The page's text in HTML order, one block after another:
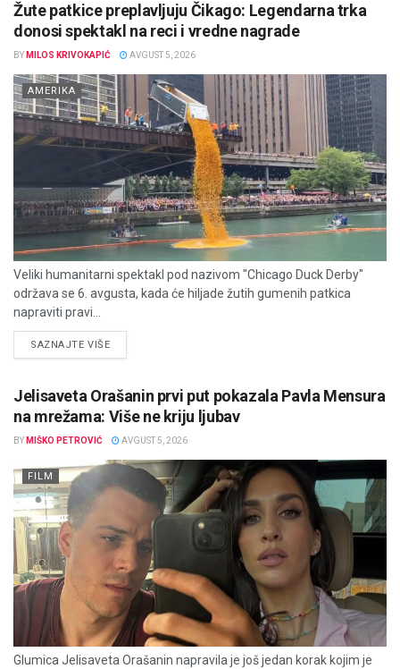
Žute patkice preplavljuju Čikago: Legendarna trka
donosi spektakl na reci i vredne nagrade
BY MILOS KRIVOKAPIĆ AVGUST 5, 2026
AMERIKA
Veliki humanitarni spektakl pod nazivom "Chicago Duck Derby"
održava se 6. avgusta, kada će hiljade žutih gumenih patkica
napraviti pravi...
SAZNAJTE VIŠEDETAILS
Jelisaveta Orašanin prvi put pokazala Pavla Mensura
na mrežama: Više ne kriju ljubav
BY MIŠKO PETROVIĆ AVGUST 5, 2026
FILM
Glumica Jelisaveta Orašanin napravila je još jedan korak kojim je